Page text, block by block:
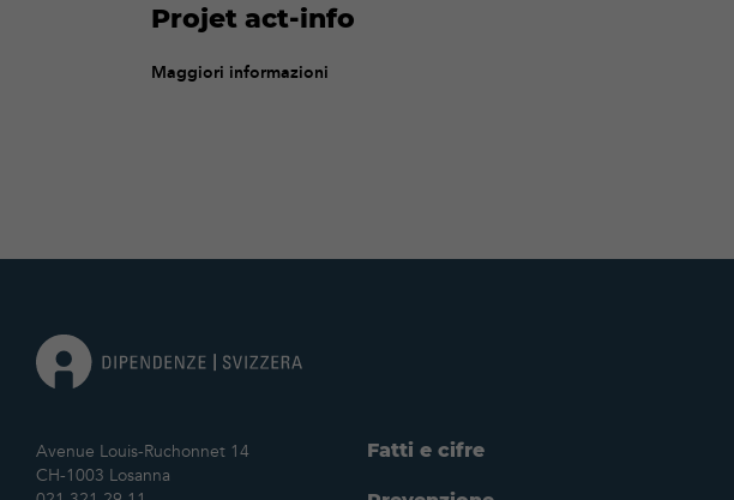
Projet act-info
Maggiori informazioni
Avenue Louis-Ruchonnet 14
CH-1003 Losanna
Fatti e cifre